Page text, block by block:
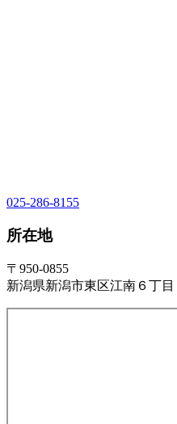
025-286-8155
所在地
〒950-0855
新潟県新潟市東区江南６丁目